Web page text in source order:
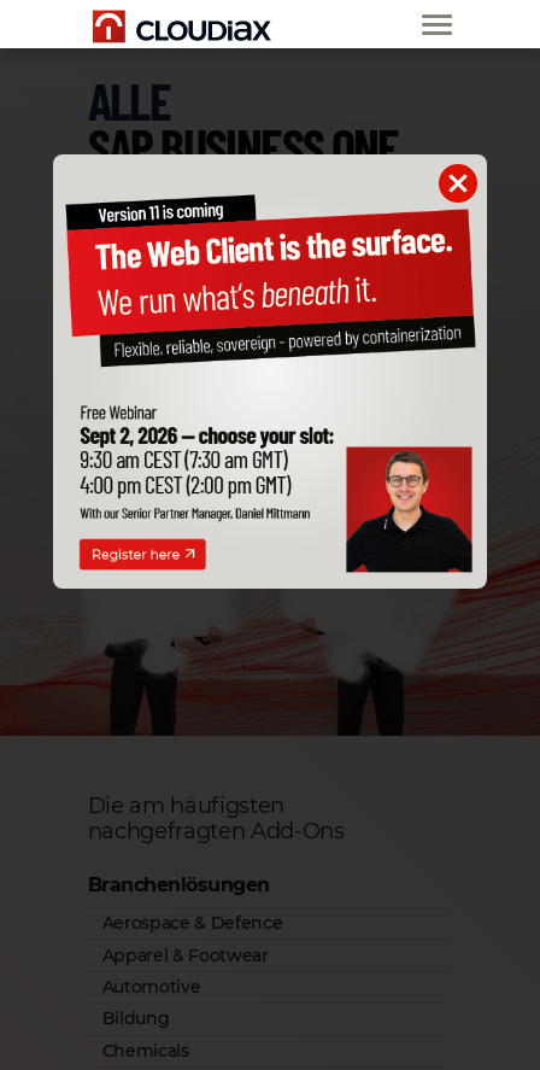
ALLE
SAP BUSINESS ONE
ADD-ONS
SIND KOMPATIBEL
MIT CLOUDIAX
Bestelle jetzt
Die am häufigsten
nachgefragten Add-Ons
Branchenlösungen
Aerospace & Defence
Apparel & Footwear
Automotive
Bildung
Chemicals